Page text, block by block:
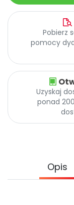
Pobierz
pomocy
Uzyskaj
ponad
Opis